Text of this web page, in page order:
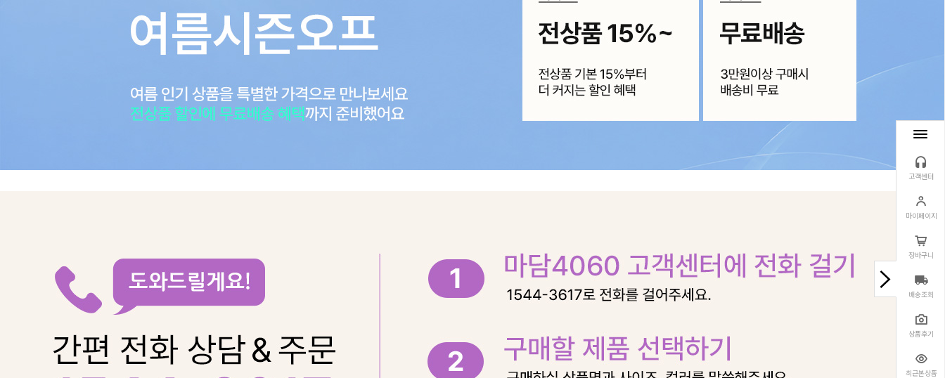
고객센터
마이페이지
장바구니
배송조회
상품후기
최근본상품